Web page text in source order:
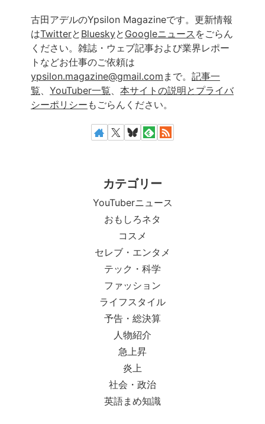
古田アデルのYpsilon Magazineです。更新情報
はTwitterと Blueskyと Googleニュース をごらん
ください。雑誌・ウェブ記事および業界レポー
トなどお仕事のご依頼は
ypsilon.magazine@gmail.com まで。 記事一
覧
YouTuber一覧
本サイトの説明とプライバ
シーポリシー もごらんください。
カテゴリー
YouTuberニュース
おもしろネタ
コスメ
セレブ・エンタメ
テック・科学
ファッション
ライフスタイル
予告・総決算
人物紹介
急上昇
炎上
社会・政治
英語まめ知識